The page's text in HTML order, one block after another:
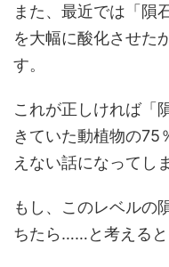
また、最近では「隕
を大幅に酸化させた
す。
これが正しければ「
きていた動植物の75
えない話になってし
もし、このレベルの
ちたら……と考えると